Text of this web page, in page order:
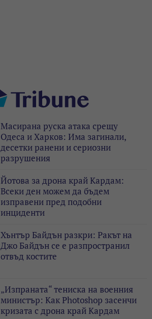
Масирана руска атака срещу
Одеса и Харков: Има загинали,
десетки ранени и сериозни
разрушения
Йотова за дрона край Кардам:
Всеки ден можем да бъдем
изправени пред подобни
инциденти
Хънтър Байдън разкри: Ракът на
Джо Байдън се е разпространил
отвъд костите
„Изпраната“ тениска на военния
министър: Как Photoshop засенчи
кризата с дрона край Кардам